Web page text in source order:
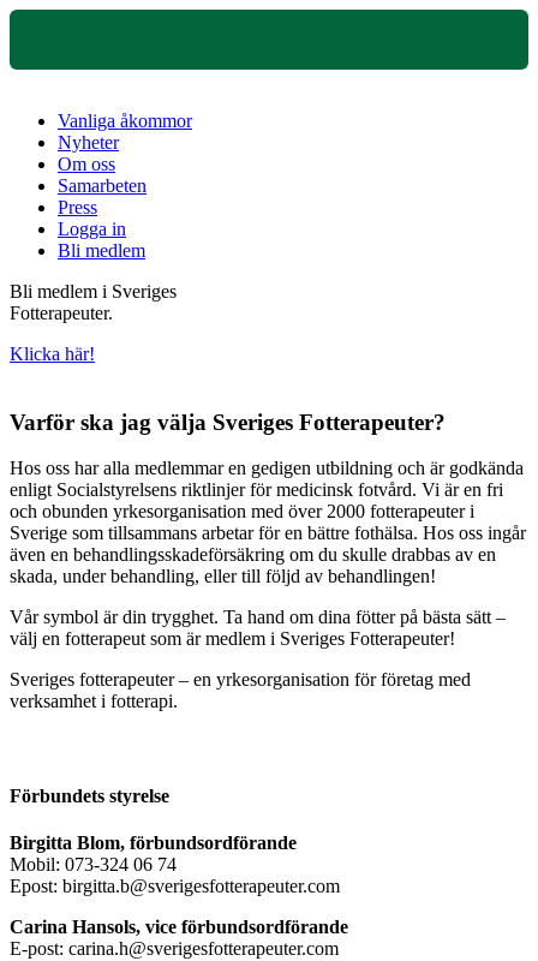
Vanliga åkommor
Nyheter
Om oss
Samarbeten
Press
Logga in
Bli medlem
Bli medlem i Sveriges
Fotterapeuter.
Klicka här!
Varför ska jag välja Sveriges Fotterapeuter?
Hos oss har alla medlemmar en gedigen utbildning och är godkända
enligt Socialstyrelsens riktlinjer för medicinsk fotvård. Vi är en fri
och obunden yrkesorganisation med över 2000 fotterapeuter i
Sverige som tillsammans arbetar för en bättre fothälsa. Hos oss ingår
även en behandlingsskadeförsäkring om du skulle drabbas av en
skada, under behandling, eller till följd av behandlingen!
Vår symbol är din trygghet. Ta hand om dina fötter på bästa sätt –
välj en fotterapeut som är medlem i Sveriges Fotterapeuter!
Sveriges fotterapeuter – en yrkesorganisation för företag med
verksamhet i fotterapi.
Förbundets styrelse
Birgitta Blom, förbundsordförande
Mobil: 073-324 06 74
Epost: birgitta.b@sverigesfotterapeuter.com
Carina Hansols, vice förbundsordförande
E-post: carina.h@sverigesfotterapeuter.com